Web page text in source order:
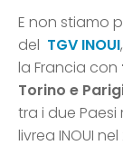
E non stiamo
del TGV INOUI
la Francia con
Torino e
tra i due Paesi
livrea INOUI nel